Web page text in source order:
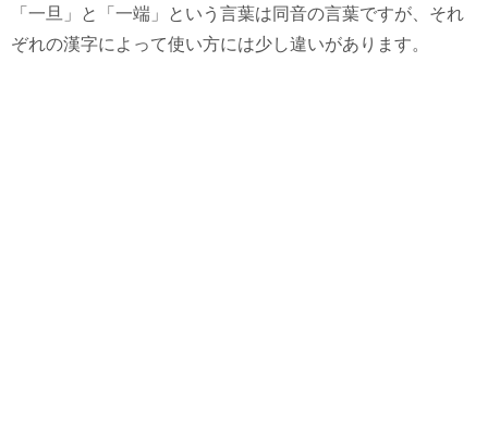
「一旦」と「一端」という言葉は同音の言葉ですが、それ
ぞれの漢字によって使い方には少し違いがあります。